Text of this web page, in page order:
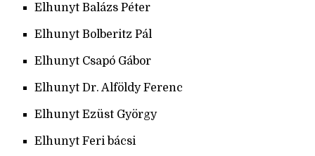
Elhunyt Balázs Péter
Elhunyt Bolberitz Pál
Elhunyt Csapó Gábor
Elhunyt Dr. Alföldy Ferenc
Elhunyt Ezüst György
Elhunyt Feri bácsi